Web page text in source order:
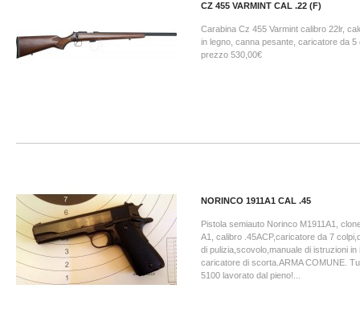
CZ 455 VARMINT CAL .22 (F)
Carabina Cz 455 Varmint calibro 22lr,
in legno, canna pesante, caricatore da 5
prezzo 530,00€
NORINCO 1911A1 CAL .45
Pistola semiauto Norinco M1911A1,
A1, calibro .45ACP,caricatore da 7
di pulizia,scovolo,manuale di istruzioni in
caricatore di scorta.ARMA COMUNE.
5100 lavorato dal pieno!...